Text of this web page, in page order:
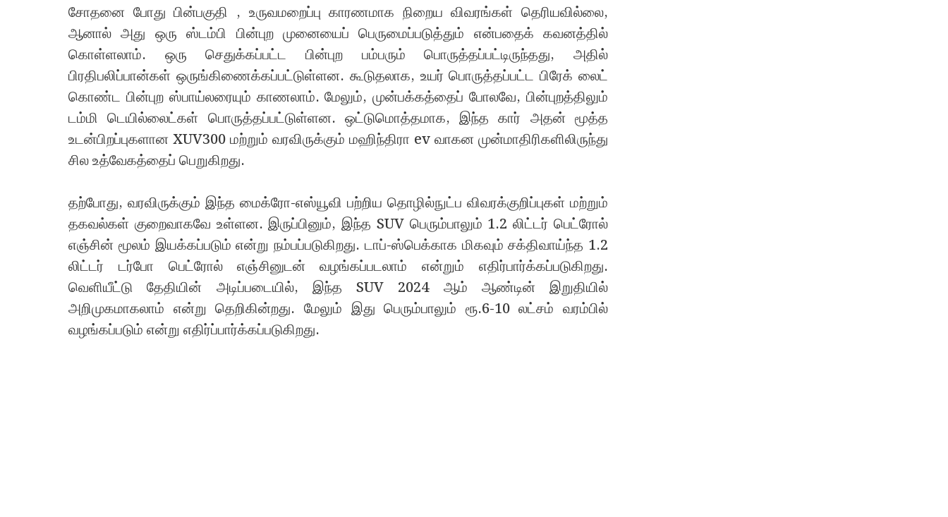
சோதனை போது பின்பகுதி , ​​உருவமறைப்பு காரணமாக நிறைய விவரங்கள் தெரியவில்லை,
ஆனால் அது ஒரு ஸ்டம்பி பின்புற முனையைப் பெருமைப்படுத்தும் என்பதைக் கவனத்தில்
கொள்ளலாம். ஒரு செதுக்கப்பட்ட பின்புற பம்பரும் பொருத்தப்பட்டிருந்தது, அதில்
பிரதிபலிப்பான்கள் ஒருங்கிணைக்கப்பட்டுள்ளன. கூடுதலாக, உயர் பொருத்தப்பட்ட பிரேக் லைட்
கொண்ட பின்புற ஸ்பாய்லரையும் காணலாம். மேலும், முன்பக்கத்தைப் போலவே, பின்புறத்திலும்
டம்மி டெயில்லைட்கள் பொருத்தப்பட்டுள்ளன. ஒட்டுமொத்தமாக, இந்த கார் அதன் மூத்த
உடன்பிறப்புகளான XUV300 மற்றும் வரவிருக்கும் மஹிந்திரா ev வாகன முன்மாதிரிகளிலிருந்து
சில உத்வேகத்தைப் பெறுகிறது.
தற்போது, ​​வரவிருக்கும் இந்த மைக்ரோ-எஸ்யூவி பற்றிய தொழில்நுட்ப விவரக்குறிப்புகள் மற்றும்
தகவல்கள் குறைவாகவே உள்ளன. இருப்பினும், இந்த SUV பெரும்பாலும் 1.2 லிட்டர் பெட்ரோல்
எஞ்சின் மூலம் இயக்கப்படும் என்று நம்பப்படுகிறது. டாப்-ஸ்பெக்காக மிகவும் சக்திவாய்ந்த 1.2
லிட்டர் டர்போ பெட்ரோல் எஞ்சினுடன் வழங்கப்படலாம் என்றும் எதிர்பார்க்கப்படுகிறது.
வெளியீட்டு தேதியின் அடிப்படையில், இந்த SUV 2024 ஆம் ஆண்டின் இறுதியில்
அறிமுகமாகலாம் என்று தெறிகின்றது. மேலும் இது பெரும்பாலும் ரூ.6-10 லட்சம் வரம்பில்
வழங்கப்படும் என்று எதிர்ப்பார்க்கப்படுகிறது.